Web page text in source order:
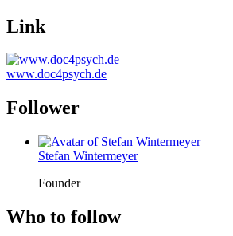
Link
www.doc4psych.de
Follower
Stefan Wintermeyer
Founder
Who to follow